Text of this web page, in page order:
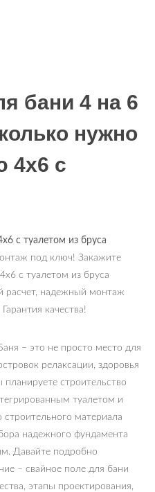
бани 4 на 6
нужно
4х6 с
с туалетом из бруса
под ключ! Закажите
с туалетом из бруса
расчет, надежный монтаж
качества!
– это не просто место для
релаксации, здоровья
строительство
туалетом и
строительного материала
надежного фундамента
Давайте подробно
– свайное поле для бани
этапы проектирования,